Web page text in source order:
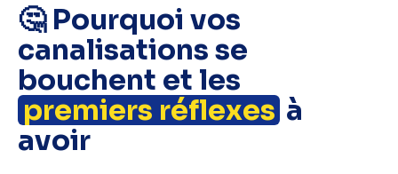
🤔 Pourquoi vos
canalisations se
bouchent et les
premiers réflexes à
avoir